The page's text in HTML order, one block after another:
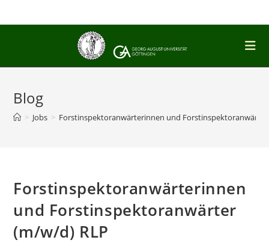
Inhalt
Blog
> Jobs > Forstinspektoranwärterinnen und
Forstinspektoranwärterinnen
und Forstinspektoranwärter
(m/w/d) RLP